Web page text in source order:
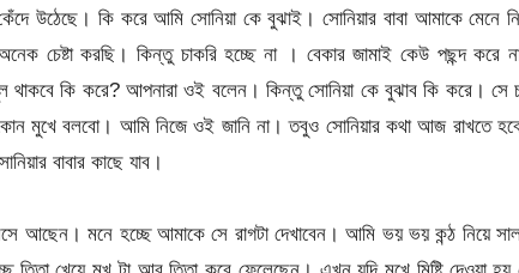
উঠেছে। কি করে আমি সোনিয়া কে বুঝাই। সোনিয়ার বাবা আমাকে মেনে
চেষ্টা করছি। কিন্তু চাকরি হচ্ছে না । বেকার জামাই কেউ পছন্দ করে
কি করে? আপনারা ওই বলেন। কিন্তু সোনিয়া কে বুঝাব কি করে। সে
কোন মুখে বলবো। আমি নিজে ওই জানি না। তবুও সোনিয়ার কথা আজ রাখতে
বাবার কাছে যাব।
আছেন। মনে হচ্ছে আমাকে সে রাগটা দেখাবেন। আমি ভয় ভয় কন্ঠ নিয়ে